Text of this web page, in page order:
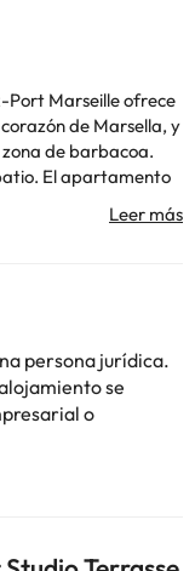
Port Marseille ofrece
de Marsella, y
de barbacoa.
y 1 baño
ofrece TV de pantalla
km.
de soltero
el apartado de
en contacto
contacto
por un
persona jurídica.
se
o